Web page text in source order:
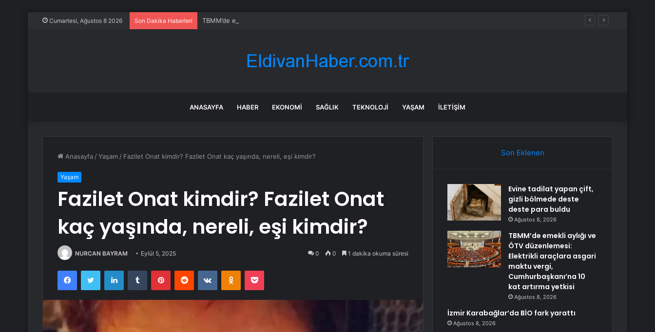
Cumartesi, Ağustos 8 2026 Son Dakika Haberleri TBMM’de emekli aylığı ve ÖTV düzenlemesi: Elektrikli araçlara asgari maktu vergi, Cumhurbaşkanı’na 10 kat artırma yetkisi
ANASAYFA HABER EKONOMI SAĞLIK TEKNOLOJI YAŞAM İLETIŞIM
Anasayfa /Yaşam / Fazilet Onat kimdir? Fazilet Onat kaç yaşında, nereli, eşi kimdir?
Yaşam
Fazilet Onat kimdir? Fazilet Onat
kaç yaşında, nereli, eşi kimdir?
NURCAN BAYRAM Eylül 5, 2025 0 0 1 dakika okuma süresi
FacebookTwitter LinkedInTumblr PinterestReddit VKontakteOdnoklassniki
Pocket
Son Eklenen
Evine tadilat yapan çift,
gizli bölmede deste
deste para buldu
Ağustos 8, 2026
TBMM’de emekli aylığı ve
ÖTV düzenlemesi:
Elektrikli araçlara asgari
maktu vergi,
Cumhurbaşkanı’na 10
kat artırma yetkisi
Ağustos 8, 2026
İzmir Karabağlar’da BİO fark yarattı
Ağustos 8, 2026